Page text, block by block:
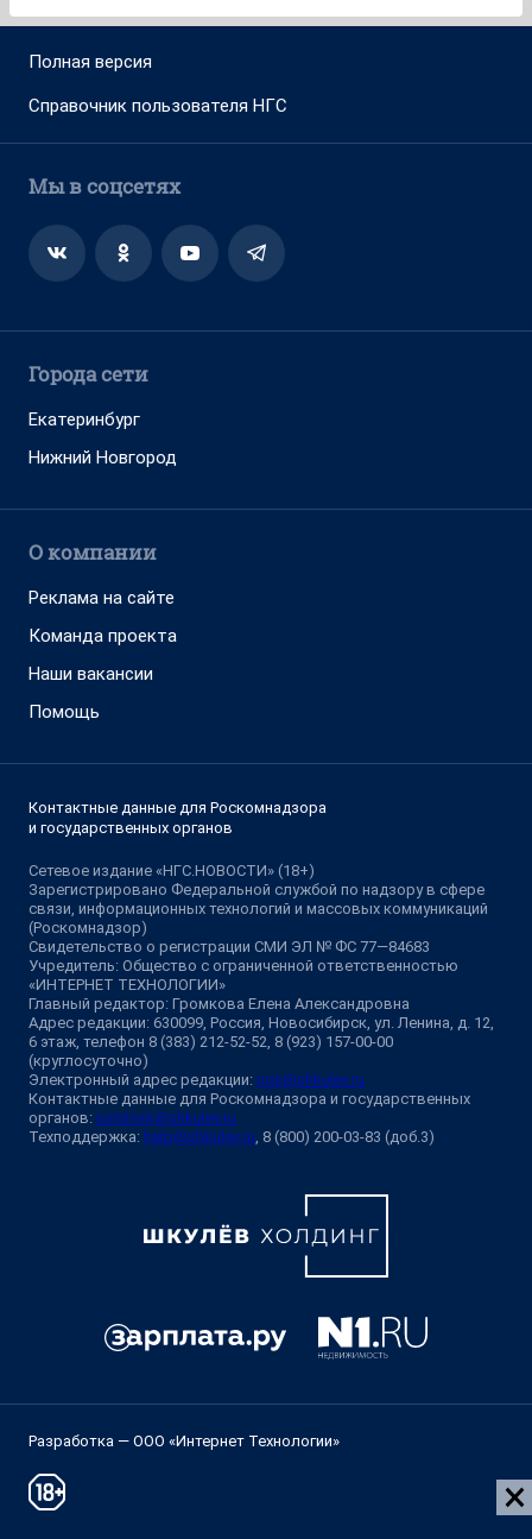
Полная версия
Справочник пользователя НГС
Мы в соцсетях
Города сети
Екатеринбург
Нижний Новгород
О компании
Реклама на сайте
Команда проекта
Наши вакансии
Помощь
Контактные данные для Роскомнадзора
и государственных органов
Сетевое издание «НГС.НОВОСТИ» (18+)
Зарегистрировано Федеральной службой по надзору в сфере
связи, информационных технологий и массовых коммуникаций
(Роскомнадзор)
Свидетельство о регистрации СМИ ЭЛ № ФС 77—84683
Учредитель: Общество с ограниченной ответственностью
«ИНТЕРНЕТ ТЕХНОЛОГИИ»
Главный редактор: Громкова Елена Александровна
Адрес редакции: 630099, Россия, Новосибирск, ул. Ленина, д. 12,
6 этаж, телефон 8 (383) 212-52-52, 8 (923) 157-00-00
(круглосуточно)
Электронный адрес редакции: ngs@shkulev.ru
Контактные данные для Роскомнадзора и государственных
органов: juristnsk@shkulev.ru
Техподдержка: help@shkulev.ru , 8 (800) 200-03-83 (доб.3)
Разработка — ООО «Интернет Технологии»